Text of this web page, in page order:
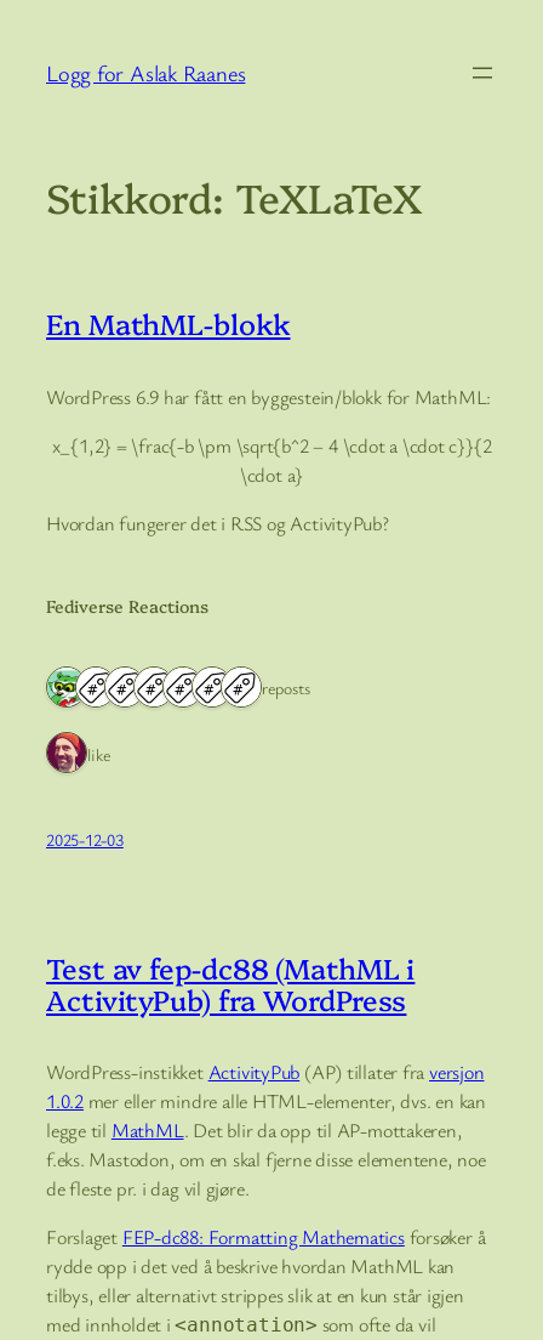
innhold
Logg for Aslak Raanes
Stikkord: TeXLaTeX
En MathML-blokk
WordPress 6.9 har fått en byggestein/blokk for MathML:
x_{1,2} = \frac{-b \pm \sqrt{b^2 – 4 \cdot a \cdot c}}{2
\cdot a}
Hvordan fungerer det i RSS og ActivityPub?
Fediverse Reactions
7 reposts
1 like
2025-12-03
Test av fep-dc88 (MathML i
ActivityPub) fra WordPress
WordPress-instikket ActivityPub (AP) tillater fraversjon
1.0.2mer eller mindre alle HTML-elementer, dvs. en kan
legge til MathML. Det blir da opp til AP-mottakeren,
f.eks. Mastodon, om en skal fjerne disse elementene, noe
de fleste pr. i dag vil gjøre.
Forslaget FEP-dc88: Formatting Mathematicsforsøker å
rydde opp i det ved å beskrive hvordan MathML kan
tilbys, eller alternativt strippes slik at en kun står igjen
med innholdet i<annotation> som ofte da vil